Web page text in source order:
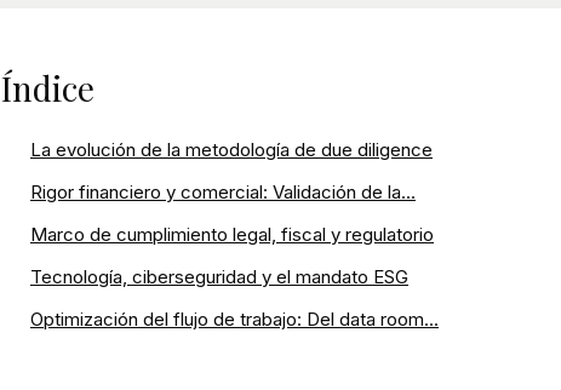
Índice
La evolución de la metodología de due diligence
Rigor financiero y comercial: Validación de la...
Marco de cumplimiento legal, fiscal y regulatorio
Tecnología, ciberseguridad y el mandato ESG
Optimización del flujo de trabajo: Del data room...